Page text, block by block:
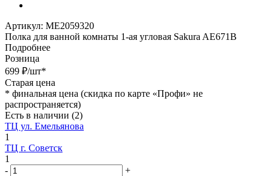
Артикул: МЕ2059320
Полка для ванной комнаты 1-ая угловая Sakura AE671В
Подробнее
Розница
699 ₽/шт*
Старая цена
* финальная цена (скидка по карте «Профи» не
распространяется)
Есть в наличии (2)
ТЦ ул. Емельянова
1
ТЦ г. Советск
1
-
+